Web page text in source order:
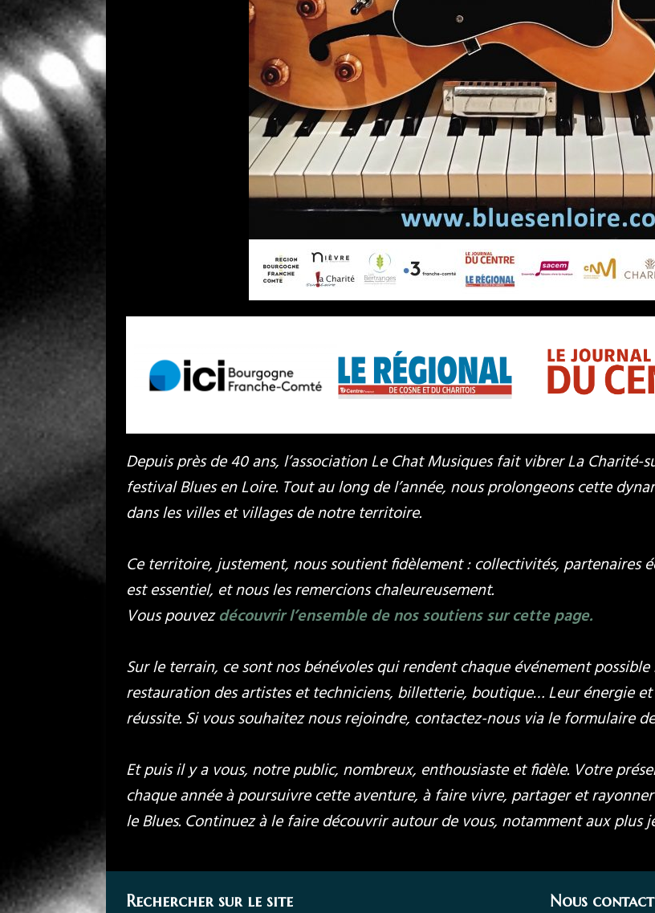
Depuis près de 40 ans, l’association Le Chat Musiques fait vibrer La
festival Blues en Loire. Tout au long de l’année, nous prolongeons cette
dans les villes et villages de notre territoire.
Ce territoire, justement, nous soutient fidèlement : collectivités, partenaires
est essentiel, et nous les remercions chaleureusement.
Vous pouvezdécouvrir l’ensemble de nos soutiens sur cette page.
Sur le terrain, ce sont nos bénévoles qui rendent chaque événement
restauration des artistes et techniciens, billetterie, boutique… Leur énergie
réussite. Si vous souhaitez nous rejoindre, contactez-nous via le formulaire
Et puis il y a vous, notre public, nombreux, enthousiaste et fidèle. Votre
chaque année à poursuivre cette aventure, à faire vivre, partager et
le Blues. Continuez à le faire découvrir autour de vous, notamment aux plus
Rechercher sur le site Nous